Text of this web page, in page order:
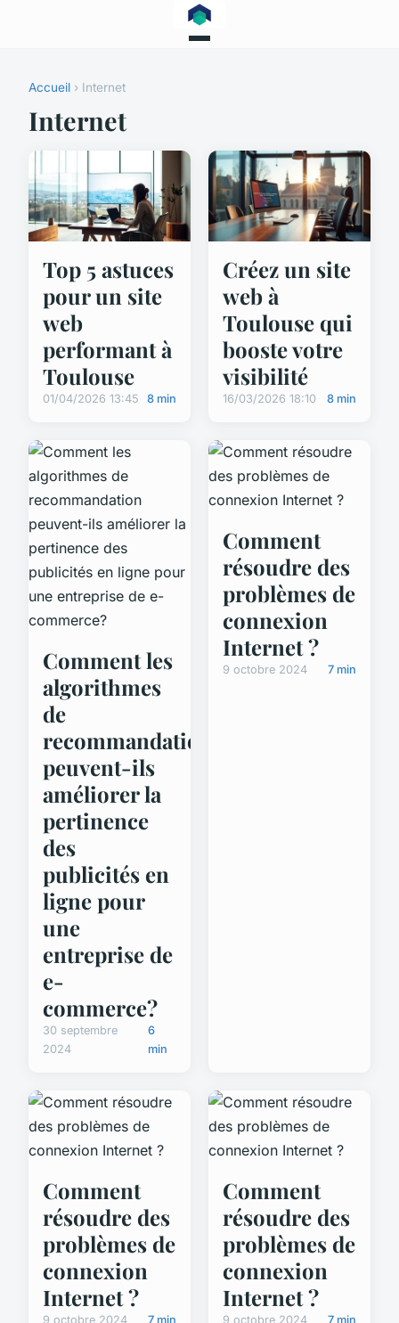
Accueil › Internet
Internet
Top 5 astuces
pour un site
web
performant à
Toulouse
01/04/2026 13:45 8 min
Créez un site
web à
Toulouse qui
booste votre
visibilité
16/03/2026 18:10 8 min
Comment les
algorithmes
de
recommandation
peuvent-ils
améliorer la
pertinence
des
publicités en
ligne pour
une
entreprise de
e-
commerce?
30 septembre
2024
6
min
Comment
résoudre des
problèmes de
connexion
Internet ?
9 octobre 2024 7 min
Comment
résoudre des
problèmes de
connexion
Internet ?
9 octobre 2024 7 min
Comment
résoudre des
problèmes de
connexion
Internet ?
9 octobre 2024 7 min